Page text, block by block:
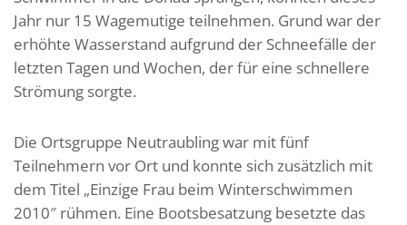
Jahr nur 15 Wagemutige teilnehmen. Grund war der
erhöhte Wasserstand aufgrund der Schneefälle der
letzten Tagen und Wochen, der für eine schnellere
Strömung sorgte.
Die Ortsgruppe Neutraubling war mit fünf
Teilnehmern vor Ort und konnte sich zusätzlich mit
dem Titel „Einzige Frau beim Winterschwimmen
2010″ rühmen. Eine Bootsbesatzung besetzte das